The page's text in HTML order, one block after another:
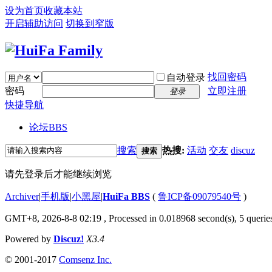
设为首页收藏本站
开启辅助访问 切换到窄版
自动登录 找回密码
密码
登录
立即注册
快捷导航
论坛BBS
搜索 搜索 热搜: 活动 交友 discuz
请先登录后才能继续浏览
Archiver|手机版|小黑屋|HuiFa BBS ( 鲁ICP备09079540号 )
GMT+8, 2026-8-8 02:19 , Processed in 0.018968 second(s), 5
Powered by Discuz! X3.4
© 2001-2017 Comsenz Inc.